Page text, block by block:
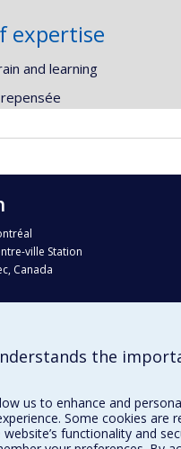
expertise
and learning
ville Station
Canada
the
us to enhance and
Some cookies are
functionality and